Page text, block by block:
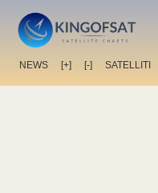
NEWS [+] [-] SATELLITI